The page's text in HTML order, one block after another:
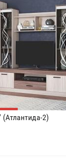
(Атлантида-2)